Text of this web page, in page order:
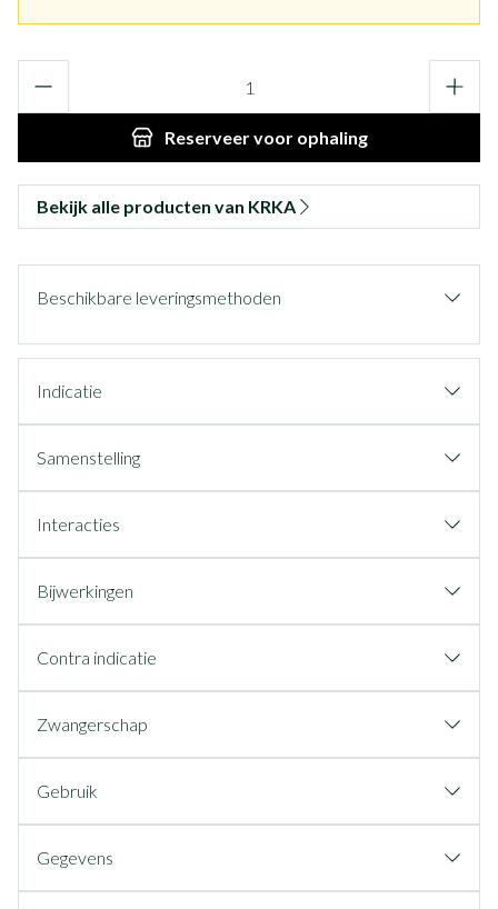
Reserveervoor ophaling
Bekijk alle producten van KRKA
Beschikbare leveringsmethoden
Indicatie
Samenstelling
Interacties
Bijwerkingen
Contra indicatie
Zwangerschap
Gebruik
Gegevens